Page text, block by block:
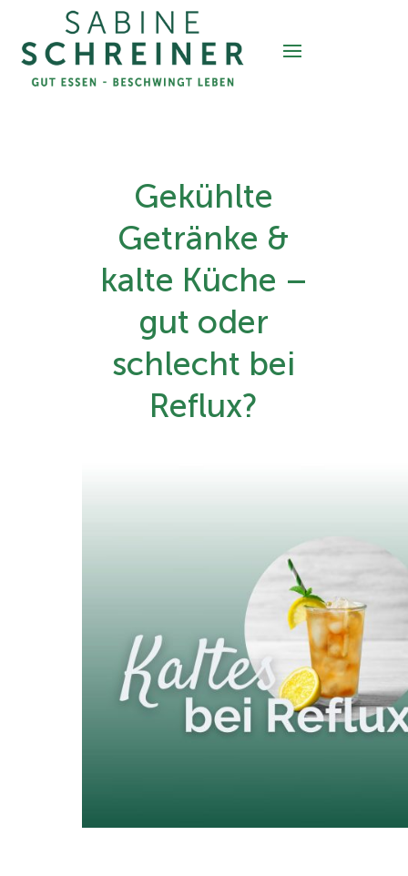
Gekühlte
Getränke &
kalte Küche –
gut oder
schlecht bei
Reflux?